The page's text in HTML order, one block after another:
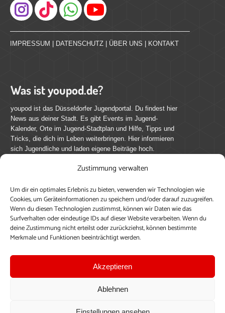
Zustimmung verwalten
Um dir ein optimales Erlebnis zu bieten, verwenden wir Technologien wie
Cookies, um Geräteinformationen zu speichern und/oder darauf zuzugreifen.
Wenn du diesen Technologien zustimmst, können wir Daten wie das
Surfverhalten oder eindeutige IDs auf dieser Website verarbeiten. Wenn du
deine Zustimmung nicht erteilst oder zurückziehst, können bestimmte
Merkmale und Funktionen beeinträchtigt werden.
Akzeptieren
Ablehnen
Instagram
IMPRESSUM DATENSCHUTZ ÜBER UNS KONTAKT
Was ist youpod.de?
youpod ist das Düsseldorfer Jugendportal. Du findest hier
News aus deiner Stadt. Es gibt Events im Jugend-
Kalender, Orte im Jugend-Stadtplan und Hilfe, Tipps und
Tricks, die dich im Leben weiterbringen. Hier informieren
sich Jugendliche und laden eigene Beiträge hoch.
Mach mit bei youpod.de!
youpod.de lebt von Menschen wie dir. Sammel
journalistische Erfahrung, teile deine Perspektive und
veröffentliche deine Beiträge auf youpod.de.Du musst
dich anmelden, um alle Funktionen nutzen zu können, ein
Profil anzulegen, eigene Beiträge hochzuladen und zu
Einloggen